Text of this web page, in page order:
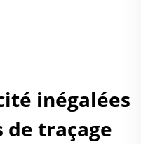
inégalées
de traçage